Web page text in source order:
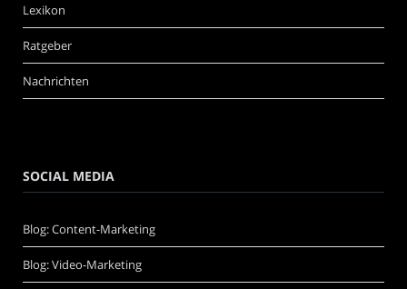
Lexikon
Ratgeber
Nachrichten
SOCIAL MEDIA
Blog: Content-Marketing
Blog: Video-Marketing